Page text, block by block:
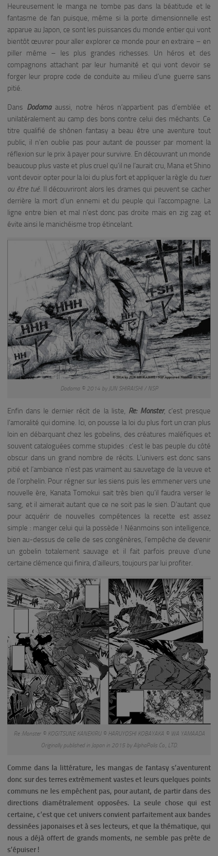
Heureusement le manga ne tombe pas dans la béatitude et le
fantasme de fan puisque, même si la porte dimensionnelle est
apparue au Japon, ce sont les puissances du monde entier qui vont
bientôt œuvrer pour aller explorer ce monde pour en extraire – en
piller même – les plus grandes richesses. Un héros et des
compagnons attachant par leur humanité et qui vont devoir se
forger leur propre code de conduite au milieu d’une guerre sans
pitié.
Dans Dodomaaussi, notre héros n’appartient pas d’emblée et
unilatéralement au camp des bons contre celui des méchants. Ce
titre qualifié de shônen fantasy a beau être une aventure tout
public, il n’en oublie pas pour autant de pousser par moment la
réflexion sur le prix à payer pour survivre. En découvrant un monde
beaucoup plus vaste et plus cruel qu’il ne l’aurait cru, Mana et Shino
vont devoir opter pour la loi du plus fort et appliquer la règle du tuer
ou être tué. Il découvriront alors les drames qui peuvent se cacher
derrière la mort d’un ennemi et du peuple qui l’accompagne. La
ligne entre bien et mal n’est donc pas droite mais en zig zag et
évite ainsi le manichéisme trop étincelant.
Dodoma © 2014 by JUN SHIRAISHI / NSP
Enfin dans le dernier récit de la liste, Re: Monster, c’est presque
l’amoralité qui domine. Ici, on pousse la loi du plus fort un cran plus
loin en débarquant chez les gobelins, des créatures maléfiques et
souvent cataloguées comme stupides : c’est le bas peuple du côté
obscur dans un grand nombre de récits. L’univers est donc sans
pitié et l’ambiance n’est pas vraiment au sauvetage de la veuve et
de l’orphelin. Pour régner sur les siens puis les emmener vers une
nouvelle ère, Kanata Tomokui sait très bien qu’il faudra verser le
sang, et il aimerait autant que ce ne soit pas le sien. D’autant que
pour acquérir de nouvelles compétences la recette est assez
simple : manger celui qui la possède ! Néanmoins son intelligence,
bien au-dessus de celle de ses congénères, l’empêche de devenir
un gobelin totalement sauvage et il fait parfois preuve d’une
certaine clémence qui finira, d’ailleurs, toujours par lui profiter.
Re :Monster © KOGITSUNE KANEKIRU © HARUYOSHI KOBAYAKA © WA YAMAADA
Originally published in Japan in 2015 by AlphaPolis Co., LTD.
Comme dans la littérature, les mangas de fantasy s’aventurent
donc sur des terres extrêmement vastes et leurs quelques points
communs ne les empêchent pas, pour autant, de partir dans des
directions diamétralement opposées. La seule chose qui est
certaine, c’est que cet univers convient parfaitement aux bandes
dessinées japonaises et à ses lecteurs, et que la thématique, qui
nous a déjà offert de grands moments, ne semble pas prête de
s’épuiser !